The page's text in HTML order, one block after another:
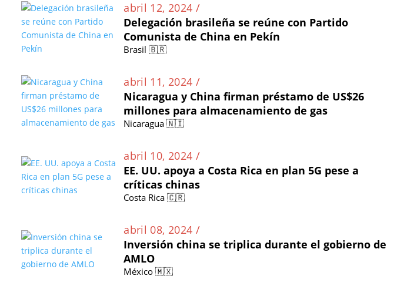
abril 12, 2024 /
Delegación brasileña se reúne con Partido
Comunista de China en Pekín
Brasil 🇧🇷
abril 11, 2024 /
Nicaragua y China firman préstamo de US$26
millones para almacenamiento de gas
Nicaragua 🇳🇮
abril 10, 2024 /
EE. UU. apoya a Costa Rica en plan 5G pese a
críticas chinas
Costa Rica 🇨🇷
abril 08, 2024 /
Inversión china se triplica durante el gobierno de
AMLO
México 🇲🇽